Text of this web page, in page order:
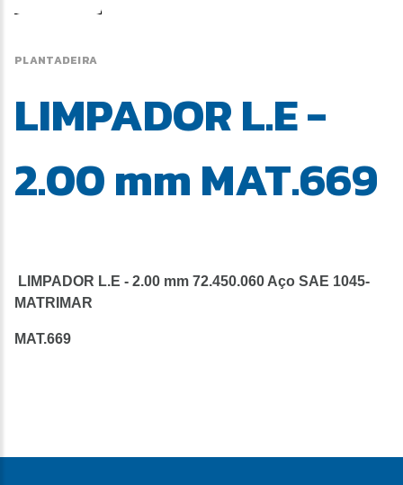
PLANTADEIRA
LIMPADOR L.E -
2.00 mm MAT.669
LIMPADOR L.E - 2.00 mm 72.450.060 Aço SAE 1045-
MATRIMAR
MAT.669